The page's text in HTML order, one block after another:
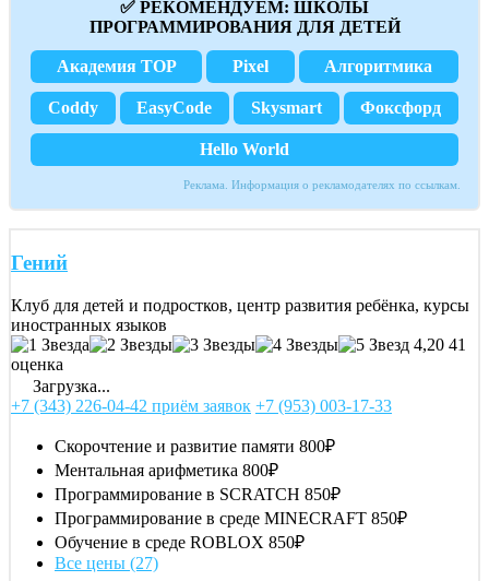
✅ РЕКОМЕНДУЕМ: ШКОЛЫ
ПРОГРАММИРОВАНИЯ ДЛЯ ДЕТЕЙ
Академия TOP Pixel Алгоритмика
Coddy EasyCode Skysmart Фоксфорд
Hello World
Реклама. Информация о рекламодателях по ссылкам.
Гений
Клуб для детей и подростков, центр развития ребёнка, курсы
иностранных языков
4,20 41
оценка
Загрузка...
+7 (343) 226-04-42 приём заявок +7 (953) 003-17-33
Скорочтение и развитие памяти 800₽
Ментальная арифметика 800₽
Программирование в SCRATCH 850₽
Программирование в среде MINECRAFT 850₽
Обучение в среде ROBLOX 850₽
Все цены (27)